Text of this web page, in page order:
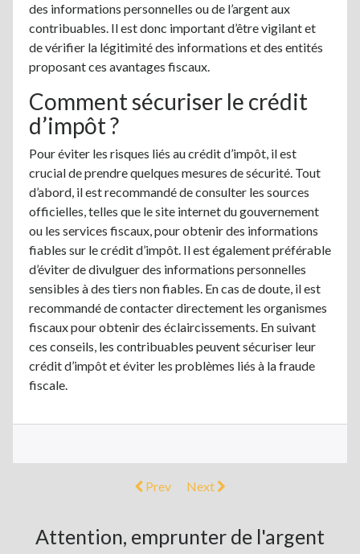
des informations personnelles ou de l’argent aux
contribuables. Il est donc important d’être vigilant et
de vérifier la légitimité des informations et des entités
proposant ces avantages fiscaux.
Comment sécuriser le crédit
d’impôt ?
Pour éviter les risques liés au crédit d’impôt, il est
crucial de prendre quelques mesures de sécurité. Tout
d’abord, il est recommandé de consulter les sources
officielles, telles que le site internet du gouvernement
ou les services fiscaux, pour obtenir des informations
fiables sur le crédit d’impôt. Il est également préférable
d’éviter de divulguer des informations personnelles
sensibles à des tiers non fiables. En cas de doute, il est
recommandé de contacter directement les organismes
fiscaux pour obtenir des éclaircissements. En suivant
ces conseils, les contribuables peuvent sécuriser leur
crédit d’impôt et éviter les problèmes liés à la fraude
fiscale.
Prev Next
Attention, emprunter de l'argent